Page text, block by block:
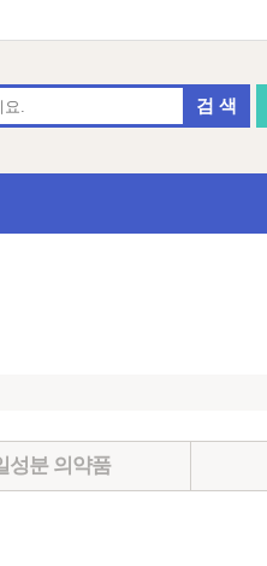
검 색
성분 의약품